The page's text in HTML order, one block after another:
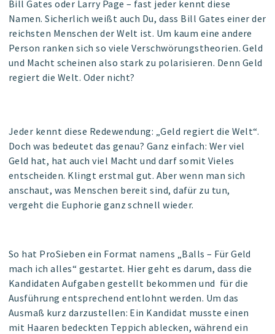
Bill Gates oder Larry Page – fast jeder kennt diese
Namen. Sicherlich weißt auch Du, dass Bill Gates einer der
reichsten Menschen der Welt ist. Um kaum eine andere
Person ranken sich so viele Verschwörungstheorien. Geld
und Macht scheinen also stark zu polarisieren. Denn Geld
regiert die Welt. Oder nicht?
Jeder kennt diese Redewendung: „Geld regiert die Welt“.
Doch was bedeutet das genau? Ganz einfach: Wer viel
Geld hat, hat auch viel Macht und darf somit Vieles
entscheiden. Klingt erstmal gut. Aber wenn man sich
anschaut, was Menschen bereit sind, dafür zu tun,
vergeht die Euphorie ganz schnell wieder.
So hat ProSieben ein Format namens „Balls – Für Geld
mach ich alles“ gestartet. Hier geht es darum, dass die
Kandidaten Aufgaben gestellt bekommen und für die
Ausführung entsprechend entlohnt werden. Um das
Ausmaß kurz darzustellen: Ein Kandidat musste einen
mit Haaren bedeckten Teppich ablecken, während ein